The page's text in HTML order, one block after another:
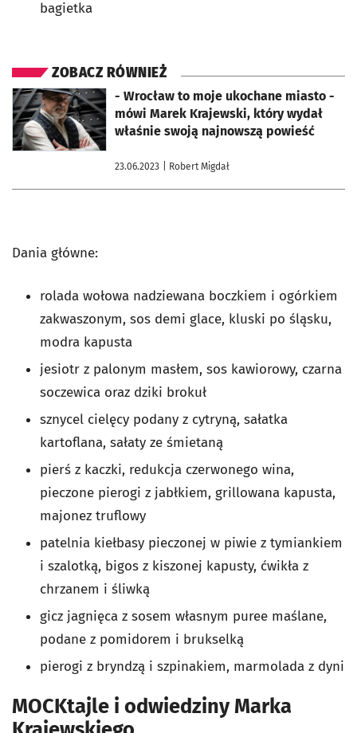
bagietka
ZOBACZ RÓWNIEŻ
- Wrocław to moje ukochane miasto -
mówi Marek Krajewski, który wydał
właśnie swoją najnowszą powieść
23.06.2023 | Robert Migdał
otworzy się w nowej karcie
Dania główne:
rolada wołowa nadziewana boczkiem i ogórkiem
zakwaszonym, sos demi glace, kluski po śląsku,
modra kapusta
jesiotr z palonym masłem, sos kawiorowy, czarna
soczewica oraz dziki brokuł
sznycel cielęcy podany z cytryną, sałatka
kartoflana, sałaty ze śmietaną
pierś z kaczki, redukcja czerwonego wina,
pieczone pierogi z jabłkiem, grillowana kapusta,
majonez truflowy
patelnia kiełbasy pieczonej w piwie z tymiankiem
i szalotką, bigos z kiszonej kapusty, ćwikła z
chrzanem i śliwką
gicz jagnięca z sosem własnym puree maślane,
podane z pomidorem i brukselką
pierogi z bryndzą i szpinakiem, marmolada z dyni
MOCKtajle i odwiedziny Marka